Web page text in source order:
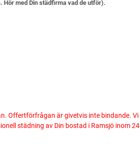
Hör med Din städfirma vad de utför).
Offertförfrågan är givetvis inte bindande. Vi
städning av Din bostad i Ramsjö inom 24